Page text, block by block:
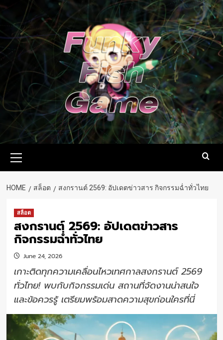
Skip
to
content
Menu
HOME สล็อต สงกรานต์ 2569: อัปเดตข่าวสาร กิจกรรมฉ่ำทั่วไทย
สล็อต
สงกรานต์ 2569: อัปเดตข่าวสาร
กิจกรรมฉ่ำทั่วไทย
June 24, 2026
เกาะติดทุกความเคลื่อนไหวเทศกาลสงกรานต์ 2569
ทั่วไทย! พบกับกิจกรรมเด่น สถานที่จัดงานน่าสนใจ
และข้อควรรู้ เตรียมพร้อมสาดความสุขก่อนใครที่นี่